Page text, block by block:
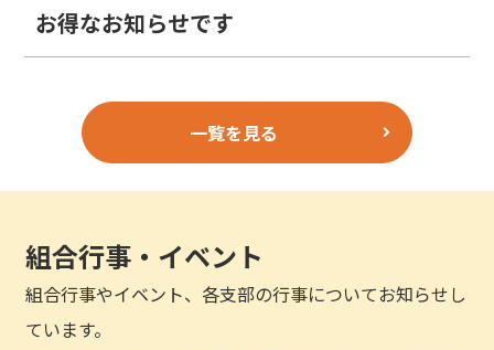
お得なお知らせです
一覧を見る
組合行事・イベント
組合行事やイベント、各支部の行事についてお知らせし
ています。